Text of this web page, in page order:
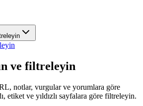
ve filtreleyin
notlar, vurgular ve yorumlara göre
etiket ve yıldızlı sayfalara göre filtreleyin.